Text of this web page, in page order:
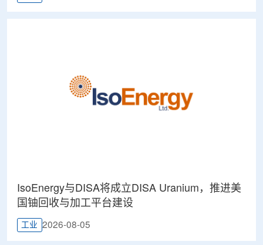
IsoEnergy与DISA将成立DISA Uranium，推进美
国铀回收与加工平台建设
工业 2026-08-05